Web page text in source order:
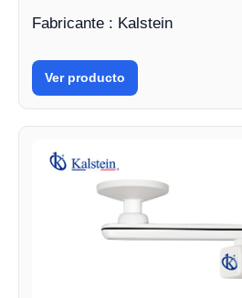
Fabricante : Kalstein
Ver producto